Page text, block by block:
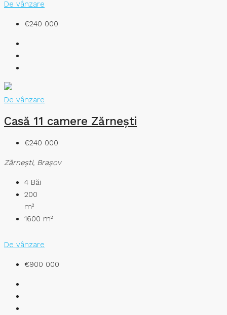
De vânzare
€240 000
De vânzare
Casă 11 camere Zărnești
€240 000
Zărneşti, Brașov
4 Băi
200
m²
1600 m²
De vânzare
€900 000